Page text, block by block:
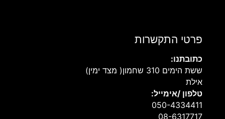
פרטי התקשרות
כתובתנו:
ששת הימים 310 שחמון( מצד ימין)
אילת
טלפון /אימייל:
050-4334411
08-6317717